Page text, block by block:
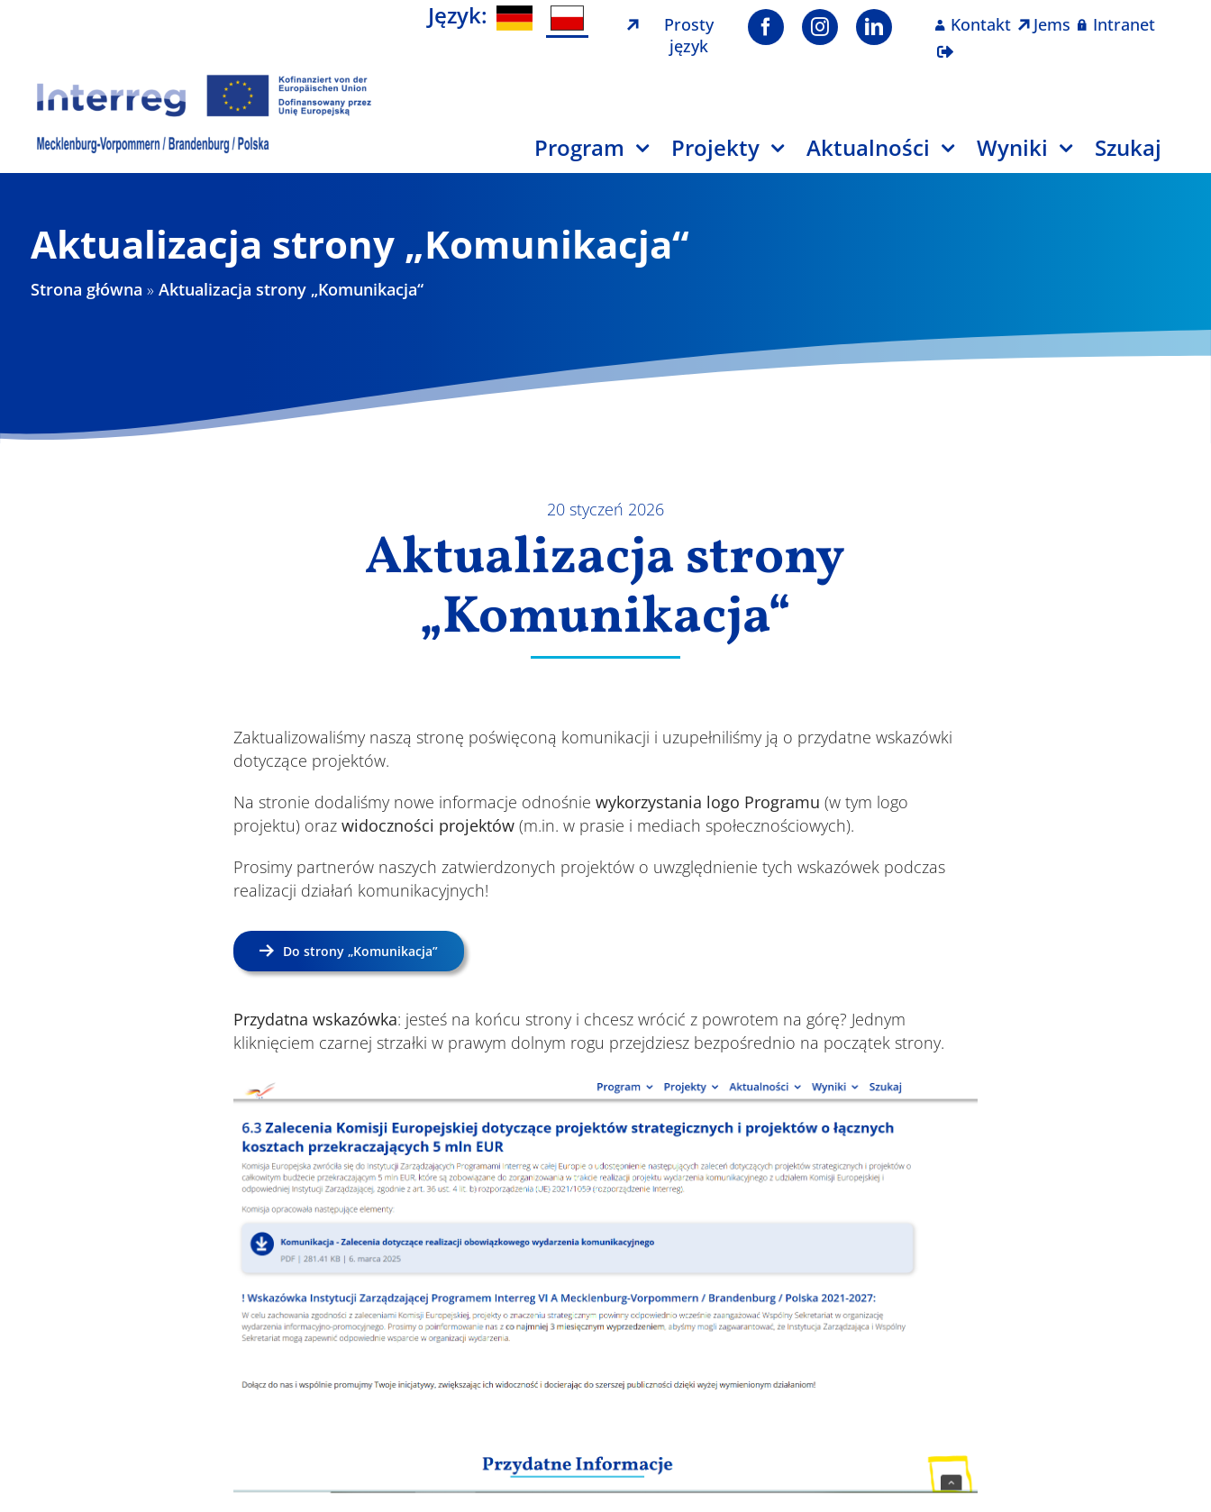
Język:
Prosty
język
Kontakt Jems Intranet
Program Projekty Aktualności Wyniki Szukaj
Aktualizacja strony „Komunikacja“
Strona główna »Aktualizacja strony „Komunikacja“
20 styczeń 2026
Aktualizacja strony
„Komunikacja“
Zaktualizowaliśmy naszą stronę poświęconą komunikacji i uzupełniliśmy ją o przydatne wskazówki
dotyczące projektów.
Na stronie dodaliśmy nowe informacje odnośniewykorzystania logo Programu (w tym logo
projektu) orazwidoczności projektów (m.in. w prasie i mediach społecznościowych).
Prosimy partnerów naszych zatwierdzonych projektów o uwzględnienie tych wskazówek podczas
realizacji działań komunikacyjnych!
Do strony „Komunikacja”
Przydatna wskazówka: jesteś na końcu strony i chcesz wrócić z powrotem na górę? Jednym
kliknięciem czarnej strzałki w prawym dolnym rogu przejdziesz bezpośrednio na początek strony.